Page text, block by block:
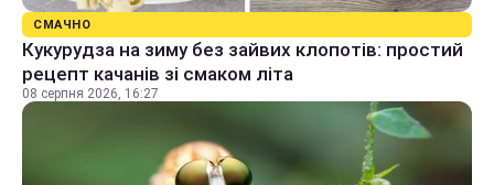
СМАЧНО
Кукурудза на зиму без зайвих клопотів: простий
рецепт качанів зі смаком літа
08 серпня 2026, 16:27